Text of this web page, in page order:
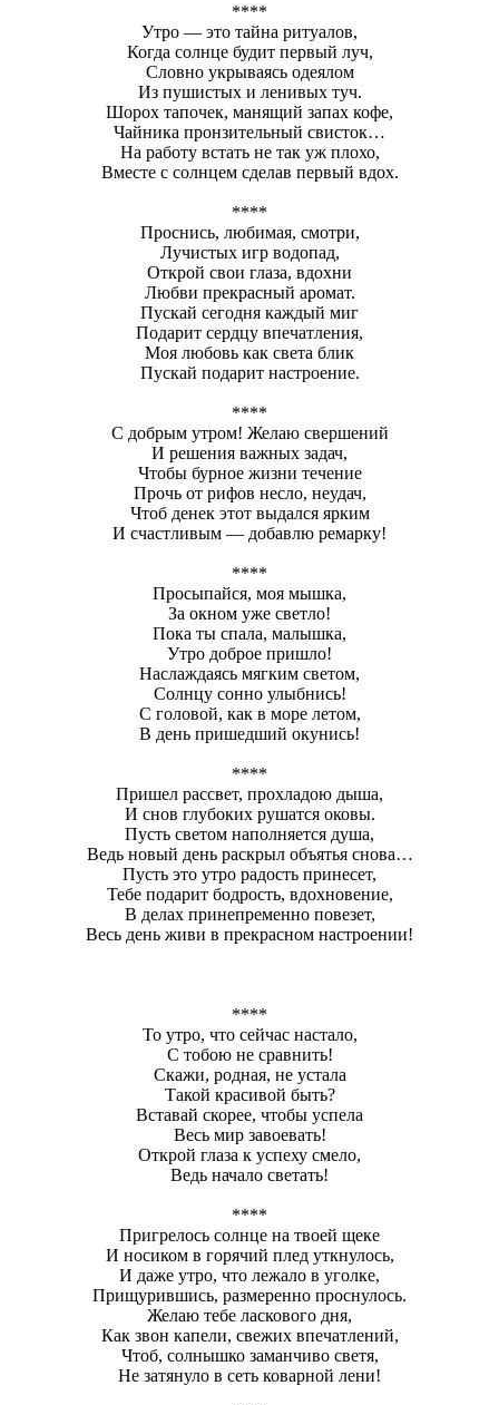
****
Утро — это тайна ритуалов,
Когда солнце будит первый луч,
Словно укрываясь одеялом
Из пушистых и ленивых туч.
Шорох тапочек, манящий запах кофе,
Чайника пронзительный свисток…
На работу встать не так уж плохо,
Вместе с солнцем сделав первый вдох.
****
Проснись, любимая, смотри,
Лучистых игр водопад,
Открой свои глаза, вдохни
Любви прекрасный аромат.
Пускай сегодня каждый миг
Подарит сердцу впечатления,
Моя любовь как света блик
Пускай подарит настроение.
****
С добрым утром! Желаю свершений
И решения важных задач,
Чтобы бурное жизни течение
Прочь от рифов несло, неудач,
Чтоб денек этот выдался ярким
И счастливым — добавлю ремарку!
****
Просыпайся, моя мышка,
За окном уже светло!
Пока ты спала, малышка,
Утро доброе пришло!
Наслаждаясь мягким светом,
Солнцу сонно улыбнись!
С головой, как в море летом,
В день пришедший окунись!
****
Пришел рассвет, прохладою дыша,
И снов глубоких рушатся оковы.
Пусть светом наполняется душа,
Ведь новый день раскрыл объятья снова…
Пусть это утро радость принесет,
Тебе подарит бодрость, вдохновение,
В делах принепременно повезет,
Весь день живи в прекрасном настроении!
****
То утро, что сейчас настало,
С тобою не сравнить!
Скажи, родная, не устала
Такой красивой быть?
Вставай скорее, чтобы успела
Весь мир завоевать!
Открой глаза к успеху смело,
Ведь начало светать!
****
Пригрелось солнце на твоей щеке
И носиком в горячий плед уткнулось,
И даже утро, что лежало в уголке,
Прищурившись, размеренно проснулось.
Желаю тебе ласкового дня,
Как звон капели, свежих впечатлений,
Чтоб, солнышко заманчиво светя,
Не затянуло в сеть коварной лени!